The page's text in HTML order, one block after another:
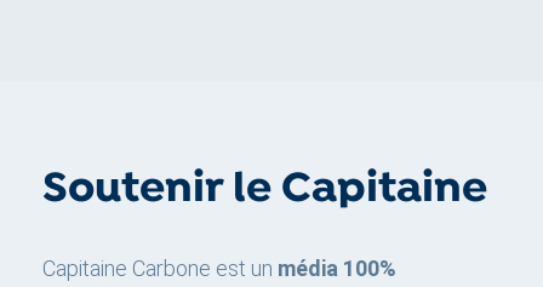
Soutenir le Capitaine
Capitaine Carbone est un média 100%